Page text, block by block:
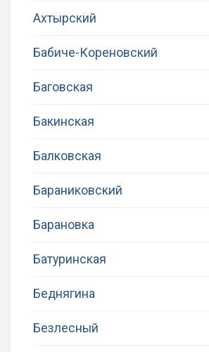
Ахтырский
Бабиче-Кореновский
Баговская
Бакинская
Балковская
Бараниковский
Барановка
Батуринская
Беднягина
Безлесный